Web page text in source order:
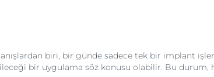
biri, bir günde sadece tek bir implant
bir uygulama söz konusu olabilir. Bu durum,